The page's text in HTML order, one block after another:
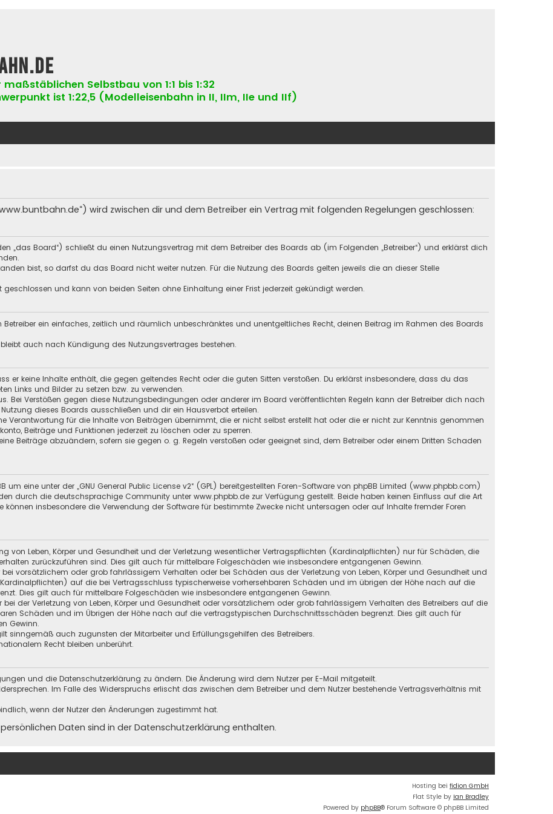
Selbstbau von 1:1 bis 1:32
ist 1:22,5 (Modelleisenbahn in II, IIm, IIe und IIf)
wird zwischen dir und dem Betreiber ein Vertrag mit folgenden Regelungen geschlossen:
„das Board“) schließt du einen Nutzungsvertrag mit dem Betreiber des Boards ab (im Folgenden „Betreiber“) und erklärst dich
bist, so darfst du das Board nicht weiter nutzen. Für die Nutzung des Boards gelten jeweils die an dieser Stelle
und kann von beiden Seiten ohne Einhaltung einer Frist jederzeit gekündigt werden.
Betreiber ein einfaches, zeitlich und räumlich unbeschränktes und unentgeltliches Recht, deinen Beitrag im Rahmen des Boards
auch nach Kündigung des Nutzungsvertrages bestehen.
er keine Inhalte enthält, die gegen geltendes Recht oder die guten Sitten verstoßen. Du erklärst insbesondere, dass du das
Links und Bilder zu setzen bzw. zu verwenden.
Bei Verstößen gegen diese Nutzungsbedingungen oder anderer im Board veröffentlichten Regeln kann der Betreiber dich nach
dieses Boards ausschließen und dir ein Hausverbot erteilen.
Verantwortung für die Inhalte von Beiträgen übernimmt, die er nicht selbst erstellt hat oder die er nicht zur Kenntnis genommen
Beiträge und Funktionen jederzeit zu löschen oder zu sperren.
Beiträge abzuändern, sofern sie gegen o. g. Regeln verstoßen oder geeignet sind, dem Betreiber oder einem Dritten Schaden
um eine unter der „GNU General Public License v2“ (GPL) bereitgestellten Foren-Software von phpBB Limited (www.phpbb.com)
durch die deutschsprachige Community unter www.phpbb.de zur Verfügung gestellt. Beide haben keinen Einfluss auf die Art
können insbesondere die Verwendung der Software für bestimmte Zwecke nicht untersagen oder auf Inhalte fremder Foren
von Leben, Körper und Gesundheit und der Verletzung wesentlicher Vertragspflichten (Kardinalpflichten) nur für Schäden, die
zurückzuführen sind. Dies gilt auch für mittelbare Folgeschäden wie insbesondere entgangenen Gewinn.
vorsätzlichem oder grob fahrlässigem Verhalten oder bei Schäden aus der Verletzung von Leben, Körper und Gesundheit und
auf die bei Vertragsschluss typischerweise vorhersehbaren Schäden und im übrigen der Höhe nach auf die
Dies gilt auch für mittelbare Folgeschäden wie insbesondere entgangenen Gewinn.
der Verletzung von Leben, Körper und Gesundheit oder vorsätzlichem oder grob fahrlässigem Verhalten des Betreibers auf die
Schäden und im Übrigen der Höhe nach auf die vertragstypischen Durchschnittsschäden begrenzt. Dies gilt auch für
Gewinn.
sinngemäß auch zugunsten der Mitarbeiter und Erfüllungsgehilfen des Betreibers.
Recht bleiben unberührt.
und die Datenschutzerklärung zu ändern. Die Änderung wird dem Nutzer per E-Mail mitgeteilt.
Im Falle des Widerspruchs erlischt das zwischen dem Betreiber und dem Nutzer bestehende Vertragsverhältnis mit
wenn der Nutzer den Änderungen zugestimmt hat.
Daten sind in der Datenschutzerklärung enthalten.
Hosting bei fidion GmbH
Flat Style by Ian Bradley
Powered by phpBB® Forum Software © phpBB Limited